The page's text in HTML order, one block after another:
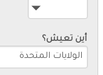
أين تعيش؟